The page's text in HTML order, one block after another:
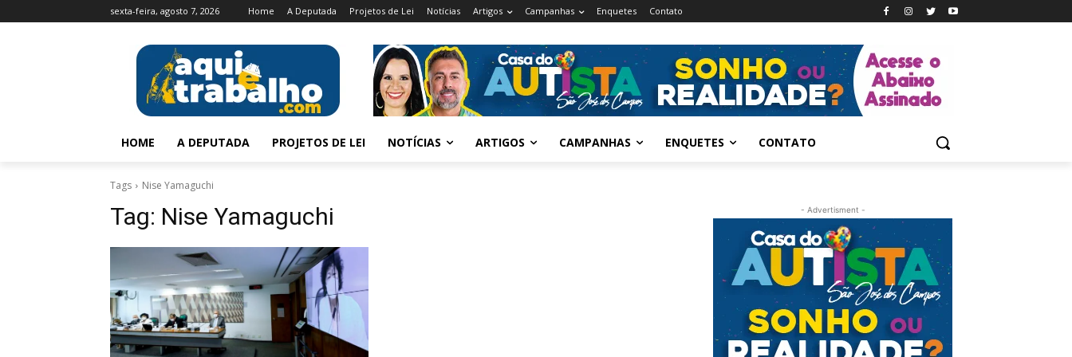
sexta-feira, agosto 7, 2026 Home A Deputada Projetos de Lei Notícias Artigos Campanhas Enquetes Contato
HOME A DEPUTADA PROJETOS DE LEI NOTÍCIAS ARTIGOS CAMPANHAS ENQUETES CONTATO
Tags Nise Yamaguchi
Tag: Nise Yamaguchi - Advertisment -